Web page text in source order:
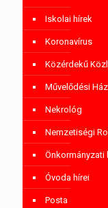
Iskolai hírek
Koronavírus
Közérdekű
Művelődési
Nekrológ
Nemzetiségi
Önkormányzati
Óvoda hírei
Posta